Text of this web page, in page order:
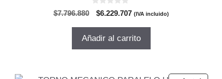
$7.796.880
El
original
$6.229.707El
actual
(IVA incluido)
Añadir al carrito